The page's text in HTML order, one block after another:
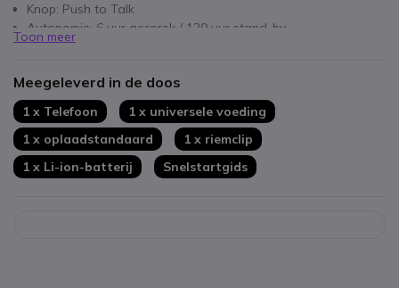
Knop: Push to Talk
Autonomie: 6 uur gesprek / 120 uur stand-by
Micro USB-poort en 3 5 mm koptelefoonaansluiting
Toon meer
Meegeleverd in de doos
1 x Telefoon
1 x universele voeding
1 x oplaadstandaard
1 x riemclip
1 x Li-ion-batterij
Snelstartgids